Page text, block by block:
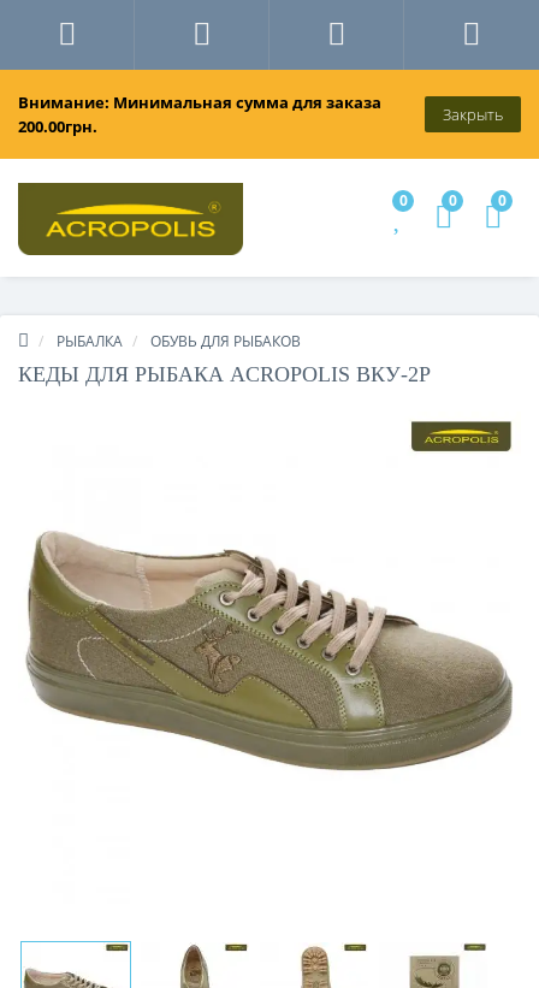
Внимание: Минимальная сумма для заказа
200.00грн.
Закрыть
0 0 0
РЫБАЛКА ОБУВЬ ДЛЯ РЫБАКОВ
КЕДЫ ДЛЯ РЫБАКА ACROPOLIS ВКУ-2Р